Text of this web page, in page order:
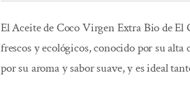
El Aceite de Coco Virgen Extra Bio de El
frescos y ecológicos, conocido por su alta
por su aroma y sabor suave, y es ideal